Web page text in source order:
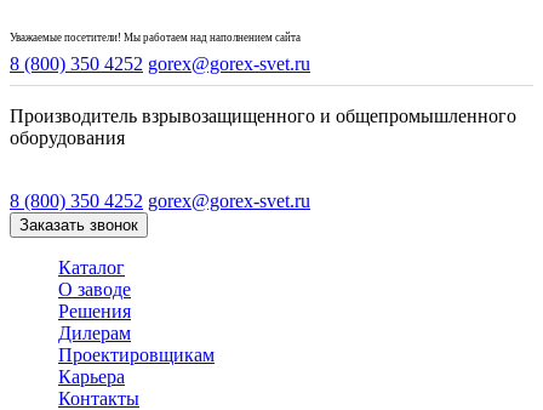
Уважаемые посетители! Мы работаем над наполнением сайта
8 (800) 350 4252 gorex@gorex-svet.ru
Производитель взрывозащищенного и общепромышленного
оборудования
8 (800) 350 4252 gorex@gorex-svet.ru
Заказать звонок
Каталог
О заводе
Решения
Дилерам
Проектировщикам
Карьера
Контакты